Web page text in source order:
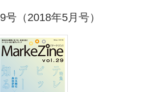
号（2018年5月号）